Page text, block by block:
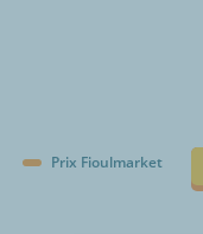
Prix Fioulmarket